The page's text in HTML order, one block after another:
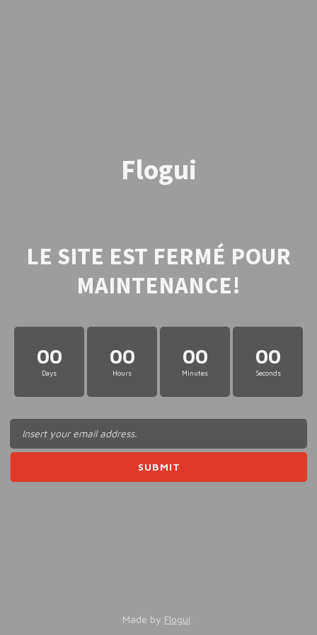
Flogui
LE SITE EST FERMÉ POUR
MAINTENANCE!
00
Days
00
Hours
00
Minutes
00
Seconds
Made by Flogui